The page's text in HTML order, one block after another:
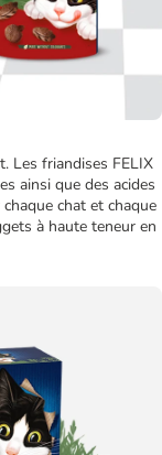
Les friandises FELIX
ainsi que des acides
chat et chaque
à haute teneur en